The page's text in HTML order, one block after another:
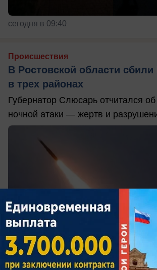
сегодня в 09:40
Происшествия
В Ростовской области
в трех районах
Губернатор Слюсарь отчитался
ночной атаки — жертв и